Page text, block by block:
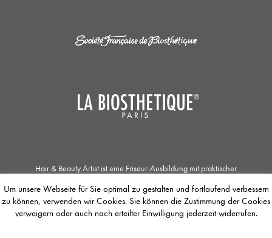
Hair & Beauty Artist ist eine Friseur-Ausbildung mit praktischer
Make-up. Die Zusammenarbeit der Société Française de Biosthétique mit dem
Unternehmen La Biosthétique Paris ermöglicht Jobsuchenden einzigartige
Ausbildungs- und Weiterbildungsmöglichkeiten. Der / Die Auszubildende
Um unsere Webseite für Sie optimal zu gestalten und fortlaufend verbessern
zu können, verwenden wir Cookies. Sie können die Zustimmung der Cookies
verweigern oder auch nach erteilter Einwilligung jederzeit widerrufen.